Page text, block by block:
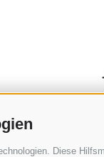
Diese